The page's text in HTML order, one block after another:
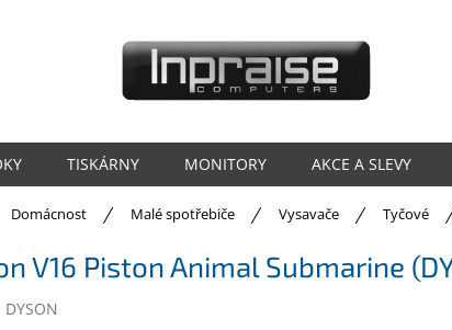
TISKÁRNY MONITORY AKCE A SLEVY
Domácnost Malé spotřebiče Vysavače Tyčové
V16 Piston Animal Submarine
DYSON